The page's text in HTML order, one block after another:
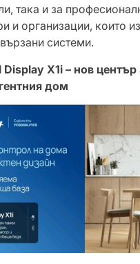
така и за
и организации, които
системи.
Display X1i – нов
дом